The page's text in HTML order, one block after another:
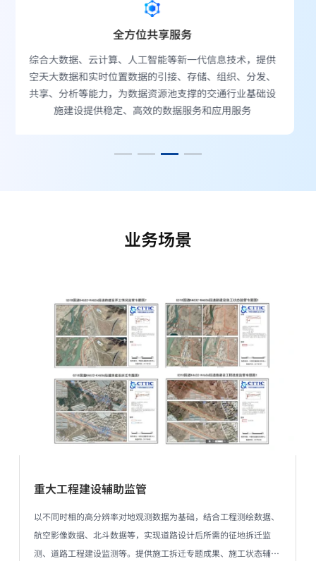
多维立体可视化
支持交通业务数据及各类多源异构数据在统一时空框架下
的叠加融合显示、分析和可视化，将地球系统中多种要素
信息融合，快速构建多维立体可视化场景，支持有效决
策，为交通基础设施建设多源数据可视化提供支撑
业务场景
工程测绘数据、
的征地拆迁监
、施工状态辅助
公路建设前期工作辅助支持
依托高分遥感数据，利用遥感手段，并通过人工判
域内地形地理信息、周边路况信息等进行提取，结
境、外业采集、社会人文等数据，完成公路建设影